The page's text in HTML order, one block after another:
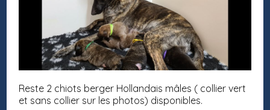
Reste 2 chiots berger Hollandais mâles ( collier vert
et sans collier sur les photos) disponibles.